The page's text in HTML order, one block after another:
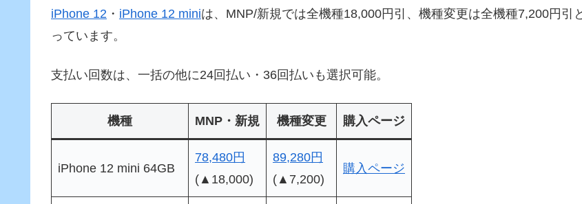
iPhone 12 ・ iPhone 12 miniは、MNP/新規では全機種18,000円引、機種変更は全機種7,200円引
っています。
支払い回数は、一括の他に24回払い・36回払いも選択可能。
機種 MNP・新規 機種変更 購入ページ
iPhone 12 mini 64GB
78,480円
(▲18,000)
89,280円
(▲7,200)
購入ページ